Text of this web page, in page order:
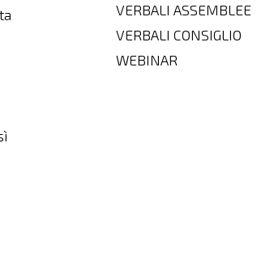
VERBALI ASSEMBLEE
VERBALI CONSIGLIO
WEBINAR